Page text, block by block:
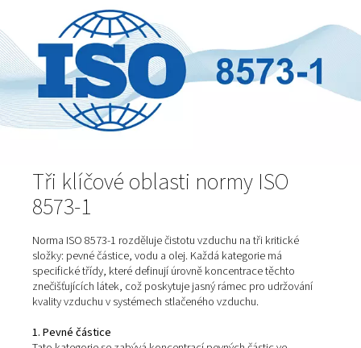
ISO 8573-1 není jen statický dokument; vyvíjí se s
technologický pokrok a změny v průmyslových
Široce se používá v různých průmyslových odvětvích,
farmaceutického, potravinářského a nápojového
výroby, kde je kvalita stlačeného vzduchu kritická.
normou ISO 8573-1 je nezbytná pro zajištění
jako měřítko pro zajištění kvality a shodu s předpisy v
odvětvích.